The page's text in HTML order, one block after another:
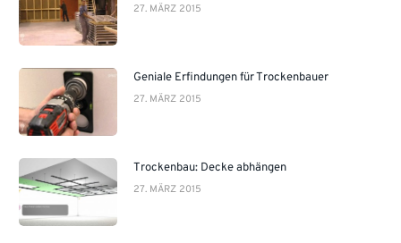
27. MÄRZ 2015
Geniale Erfindungen für Trockenbauer
27. MÄRZ 2015
Trockenbau: Decke abhängen
27. MÄRZ 2015